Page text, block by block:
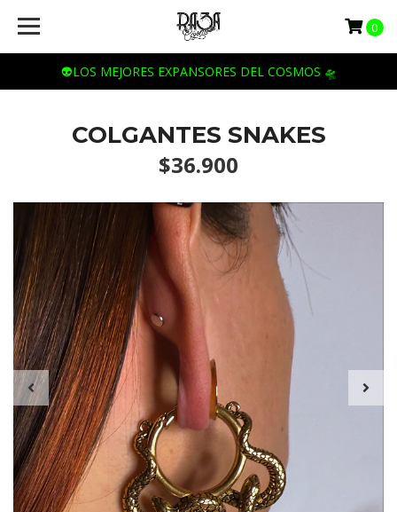
👽LOS MEJORES EXPANSORES DEL COSMOS 🛸
0
COLGANTES SNAKES
$36.900